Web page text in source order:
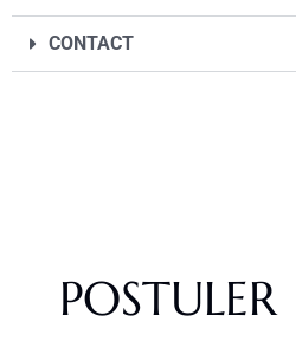
CONTACT
POSTULER